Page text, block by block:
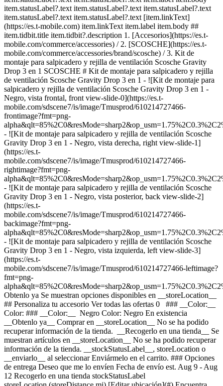
item.statusLabel?.text item.statusLabel?.text item.statusLabel?.text
item.statusLabel?.text item.statusLabel?.text [item.linkText]
(https://es.t-mobile.com) item.linkText item.label item.body ##
item.tidbit.title item.tidbit?.description 1. [Accesorios](https://es.t-
mobile.com/commerce/accessories) / 2. [SCOSCHE](https://es.t-
mobile.com/commerce/accessories/brand/scosche) / 3. Kit de
montaje para salpicadero y rejilla de ventilación Scosche Gravity
Drop 3 en 1 SCOSCHE # Kit de montaje para salpicadero y rejilla
de ventilación Scosche Gravity Drop 3 en 1 - ![Kit de montaje para
salpicadero y rejilla de ventilación Scosche Gravity Drop 3 en 1 -
Negro, vista frontal, front view-slide-0](https://es.t-
mobile.com/sdscene7/is/image/Tmusprod/610214727466-
frontimage?fmt=png-
- ![Kit de montaje para salpicadero y rejilla de ventilación Scosche
Gravity Drop 3 en 1 - Negro, vista derecha, right view-slide-1]
(https://es.t-
mobile.com/sdscene7/is/image/Tmusprod/610214727466-
rightimage?fmt=png-
- ![Kit de montaje para salpicadero y rejilla de ventilación Scosche
Gravity Drop 3 en 1 - Negro, vista posterior, back view-slide-2]
(https://es.t-
mobile.com/sdscene7/is/image/Tmusprod/610214727466-
backimage?fmt=png-
- ![Kit de montaje para salpicadero y rejilla de ventilación Scosche
Gravity Drop 3 en 1 - Negro, vista izquierda, left view-slide-3]
(https://es.t-
mobile.com/sdscene7/is/image/Tmusprod/610214727466-leftimage?
fmt=png-
Obtenlo ya Se muestran opciones disponibles en __storeLocation__ ## Personaliza tu accesorio Ver todas las ofertas 0 ### __Color:__ Color: ### __Color:__ Negro Color: Negro En existencia __Obtenlo ya__ Comprar en __storeLocation__ No se ha podido recuperar información de la tienda. __Recogerlo en una tienda__ Se muestran artículos en __storeLocation__ No se ha podido recuperar información de la tienda. __stockStatusLabel__, storeLocation o __enviarlo__ al seleccionar Enviármelo en el carrito. ### Opciones de entrega Deseo que me lo envíen Fecha de envío est. Aug 9 - Aug 12 Recogerlo en una tienda stockStatusLabel storeLocation (storeDistance mi) [Editar ubicación](#) Encuentra una tienda cerca [Editar ubicación](#) __Agotado__ __En existencia__ __En existencia__ Cargando Cargando Cargando Cargando Cargando Cargando Cargando Cargando Cargando Cargando Cargando Cargando Cargando Cargando opciones de entrega, por favor espera Método de entrega Entrega el mismo día No disponible en currentZipCode Recíbelo alrededor de las expectedDeliveryTime Costo de entrega real: $9.99 Costo de entrega con descuento: gratis Recoger en la tienda Agotado en storeName Hoy en storeName Gratis Envío No disponible Fecha de envío estimada: shippingDate Gratis Método de entrega Entrega el mismo día No disponible en currentZipCode Recíbelo alrededor de las expectedDeliveryTime Costo de entrega real: $9.99 Costo de entrega con descuento: gratis Entrega el mismo día No disponible en 20166 Recíbelo alrededor de las 9:00 p.m. Costo de entrega real: $9.99 Costo de entrega con descuento: gratis Recoger en la tienda Agotado en storeName Hoy en storeName Gratis Recoger en la tienda Agotado en storeName Agotado en Dulles Retail Pl & Columbia Pl Hoy en Dulles Retail Pl & Columbia Pl Gratis Envío No disponible Fecha de envío estimada: shippingDate Gratis Envío No disponible Fecha de envío estimada: Aug 9 - Aug 12 Gratis __Tu tienda:__ [storeLocation (storeDistance mi)](#) Encuentra una tienda cerca [Editar ubicación](#) No disponible en currentZipCode # Entregar a currentZipCode # Entregar a 20166 Editar ubicación # Enviar a currentZipCode __¿Eres un cliente nuevo o existente?__ Cliente existente Cliente nuevo __Bienvenido a T-Mobile (cliente nuevo)__ Editar __Elegir una opción de pago__ __Pagar mensualmente__ A pagar hoy $0.00 + impuestos $1.67/mes por 12 meses __Pagar el monto total__ $19.99 \+ impuesto Si eliges pagar mensualmente y cancelas el servicio móvil, deberás pagar el saldo restante del accesorio. Para clientes elegibles. Tasa de interés anual de 0%. Se requiere servicio elegible. [](https://es.t-mobile.com) __Con plan de pago: actualMonthlyValue/mes por paymentTerms meses, sin intereses.__ A pagar hoy dueToday + impuestos y otros cargos __Precio sin descuento: payInFullStrikeThroughValue payInFull__ + impuesto Si eliges pagar mensualmente y cancelas el servicio móvil, deberás pagar el saldo restante del dispositivo. Solo para clientes elegibles. 0% de interés anual (APR). Se requiere compra mínima de $49 en accesorios y servicio elegible. [](https://es.t-mobile.com) 1 Quantity 1 Agregar Dulles Retail Pl & Columbia Pl (1 mi) __¿Deseas recibirlo antes?__ Encontrar tiendas cercanas Detalles ### Otras características * * * Colocar tu teléfono no podría ser más sencillo. Solo tienes que colocarlo en el saliente inferior y su peso hará que los brazos se cierren y sujeten bien tu teléfono. Se incluyen dos opciones de base intercambiables. ¡No necesitas herramientas! La muesca en forma de T de la parte trasera del soporte te permite cambiar las bases rápidamente. La base de sujeción StickGRIP con ventosa para ventana o salpicadero se sujeta con firmeza, pero se quita fácilmente para cambiarla de sitio. La base de montaje para rejilla de ventilación se adapta a la mayoría de las rejillas y se puede pasar fácilmente de un auto a otro. Sujeta con seguridad teléfonos de hasta 3.5 pulgadas de ancho. ### ¿Qué hay en la caja? * * * - Kit de montaje para salpicadero y rejilla de ventilación 3 en 1 ### Detalles adicionales de especificaciones * * * __Peso__ 0.6 lb * * * __Duración__ 2.67 pulgadas * * * __Altura__ 7 pulgadas * * * __Ancho__ 4 pulgadas * * * [](https://es.t-mobile.com) ver detalles ## promoción aplicada ver detalles ## | ![Logotipo de T-Mobile](https://es.t-mobile.com/sdscene7/is/image/Tmusprod/fg-tmobile-logo?ts=1710994518480&dpr=off "Logotipo de T-Mobile") __Ingresa a tu cuenta.__ Ingresa Continuar como invitado. [__¿Necesitas ayuda para ingresar?__](https://es.account.t-mobile.com/signin/v2/ "Enlace Necesito ayuda para ingresar") [__Crea un T-Mobile ID__](https://es.account.t-mobile.com/signin/v2/ "Crear una ID de T-Mobile") promoLongDescription Hola userName! Te damos la bienvenida a T-Mobile ¡Hola! Te damos la bienvenida a T-Mobile Tienda T-Mobile Experience storeLocation Dirección 22000 Dulles Retail Plaza Suite 182 Sterling, VA 20166 Salta la fila y aprovecha nuestras mejores ofertas y la selección más grande durante tu visita a la tienda. Compra en esta tienda ¿No estás en esta tienda? ## Selecciona una tienda ( mi) , , , Horario de hoy: - [](https://es.t-mobile.com) Configura esta tienda [](https://es.t-mobile.com) [Indicaciones](https://es.t-mobile.com) [Llamar a la tienda](tel:+1-undefined) - ### Horario de atención de la tienda Lunes a sábado - Domingo ## Selecciona una tienda ### Lo sentimos, hubo un problema técnico Los servicios que utilizamos para buscar tiendas según la ubicación no están funcionando en este momento. Busca por ciudad y estado o código postal para comprobar la disponibilidad en tiendas cercanas. No encontramos tiendas de T-Mobile cercanas. Prueba con otra ciudad, estado o código postal para buscar otras tiendas. Vuelve a intentarlo para encontrar la tienda más cercana. ( mi) , , , Horario de hoy: - En existencia Apresúrate, solo quedan unos cuantos [](https://es.t-mobile.com) ( mi) , , , Horario de hoy: - En existencia Apresúrate, solo quedan unos cuantos [](https://es.t-mobile.com) Dulles Retail Pl & Columbia Pl (1.0 mi) 22000 Dulles Retail Plaza Suite 182, Sterling, VA, 20166 Horario de hoy: 11am - 6pm En existencia Apresúrate, solo quedan unos cuantos [](https://es.t-mobile.com) Sudley Rd & Streamwalk Ln (14.5 mi) 7305 Sudley Road, Manassas, VA, 20109 Horario de hoy: 11am - 6pm En existencia Apresúrate, solo quedan unos cuantos [](https://es.t-mobile.com) Recoger aquí Recoger aquí # Encuentra una tienda Selecciona un código postal y ciudad válidos __( mi)__ , , , Horario de hoy - [](https://es.t-mobile.com) * * * __Dulles Retail Pl & Columbia Pl (1.0 mi)__ 22000 Dulles Retail Plaza Suite 182, Sterling, VA, 20166 Horario de hoy 10am - 8pm [](https://es.t-mobile.com/store-locator/va/sterling/dulles-retail-pl-columbia-pl) * * * __Sudley Rd & Streamwalk Ln (14.5 mi)__ 7305 Sudley Road, Manassas, VA, 20109 Horario de hoy 10am - 9pm [](https://es.t-mobile.com/store-locator/va/manassas/sudley-rd-streamwalk-ln) * * * Selecciona una tienda ## Obtenlo más rápido con la opción de recogerlo en la tienda ¡Recibe tu pedido hoy mismo! Al revisar tu pedido, selecciona Retiro en tienda como método de entrega y empezaremos a preparar tu pedido en la tienda T-Mobile elegible que prefieras. Los accesorios actualmente no están disponibles para retiro en tienda. Recibirás un email cuando tu pedido esté listo para ser recogido y dispondrás de dos días laborales para retirarlo. # Lo sentimos, no eres elegible para esta promoción. De todos modos, puedes realizar la compra y aprovechar la red, los beneficios y las ventajas de T-Mobile. # Agotado Algunos artículos están agotados en storeName Puedes elegir que te envíen el pedido o consultar otros artículos disponibles en la tienda que seleccionaste para recogerlo. Cerrar ## Se eliminarán todos los artículos del carrito Al agregar este producto, se eliminarán los artículos ya agregados a tu carrito. Confirmar Cancelar # Los clientes también compraron Cargando Cargando Cargando Cargando Cargando Cargando Cargando [Aún no hay reseñas \ Precio normal: Precio original$ Precio de oferta$ Precio total: $](https://es.t-mobile.com) [![scosche Kit de montaje para salpicadero y rejilla de ventilación Scosche Gravity Drop 3 en 1](https://cdn.tmobile.com/content/dam/t-mobile/en-p/accessories/610214727466/610214727466-thumbnail.png) \ scosche __Kit de montaje para salpicadero y rejilla de ventilación Scosche Gravity Drop 3 en 1__ \ Aún no hay reseñas \ Aún no hay reseñas \ Aún no hay reseñas \ ![black](https://cdn.tmobile.com/images/png/products/accessories/610214727466/610214727466-swatch.gif) \ Precio normal: Precio original$ Precio de oferta$ Precio total: $ \ Desde $1.67/mes por 12 meses Desde $1.67/mes por 12 meses $0.00 de pago inicial + impuestos a pagar hoy Precio normal: Precio original$ Precio de oferta$ Precio total: $ Precio total: $19.99](https://es.t-mobile.com/accessory/scosche-gravity-drop-3-in-1-window-dash-and-vent-mount-kit?sku=610214727466) [![scosche Soporte magnético para tablero y rejilla de ventilación Scosche](https://cdn.tmobile.com/content/dam/t-mobile/en-p/accessories/610214688286/610214688286-thumbnail.png) \ scosche __Soporte magnético para tablero y rejilla de ventilación Scosche__ \ Aún no hay reseñas \ Aún no hay reseñas \ Aún no hay reseñas \ ![black](https://cdn.tmobile.com/images/png/products/accessories/610214688286/610214688286-swatch.gif) \ Precio normal: Precio original$ Precio de oferta$ Precio total: $ \ Desde $1.67/mes por 12 meses Desde $1.67/mes por 12 meses $0.00 de pago inicial + impuestos a pagar hoy Precio normal: Precio original$ Precio de oferta$ Precio total: $ Precio total: $19.99](https://es.t-mobile.com/accessory/scosche-d